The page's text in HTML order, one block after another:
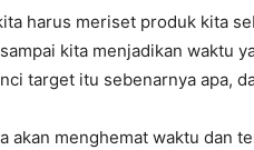
harus meriset produk kita
kita menjadikan waktu
target itu sebenarnya apa,
akan menghemat waktu dan